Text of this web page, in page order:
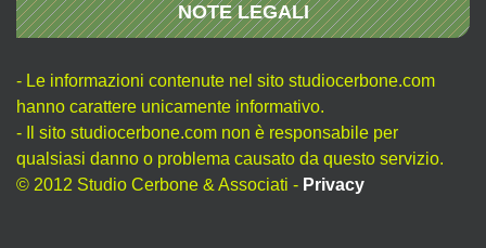
NOTE LEGALI
- Le informazioni contenute nel sito studiocerbone.com
hanno carattere unicamente informativo.
- Il sito studiocerbone.com non è responsabile per
qualsiasi danno o problema causato da questo servizio.
© 2012 Studio Cerbone & Associati - Privacy